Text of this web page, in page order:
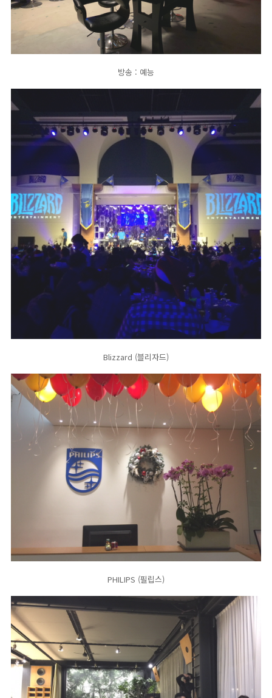
방송 : 예능
Blizzard (블리자드)
PHILIPS (필립스)